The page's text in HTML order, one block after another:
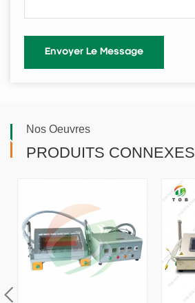
Nos Oeuvres
PRODUITS CONNEXES